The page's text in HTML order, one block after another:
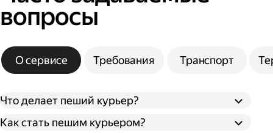
вопросы
О сервисе Требования Транспорт
Что делает пеший курьер?
Как стать пешим курьером?